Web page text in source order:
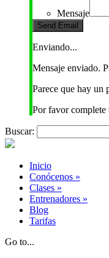
Mensaje
Enviando...
Mensaje enviado.
Parece que hay un
Por favor complete
Buscar:
Inicio
Conócenos »
Clases »
Entrenadores »
Blog
Tarifas
Go to...